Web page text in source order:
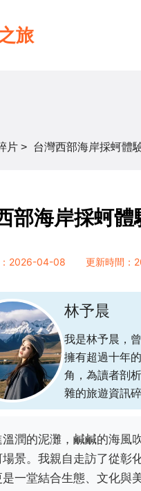
旅
片 > 台灣西部海岸採蚵體
部海岸採蚵
2026-04-08 更新時間：
林予晨
我是林予晨，
擁有超過十年
角，為讀者剖
雜的旅遊資訊
溫潤的泥灘，鹹鹹的海風
場景。我親自走訪了從彰
一堂結合生態、文化與